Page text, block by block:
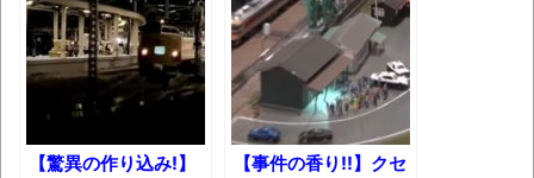
36年 ～因果な逆転劇～
50歳になりました
凡庸な悪
お前らの身体の悩み教えてくれ
【驚異の作り込み!】
【事件の香り!!】クセ